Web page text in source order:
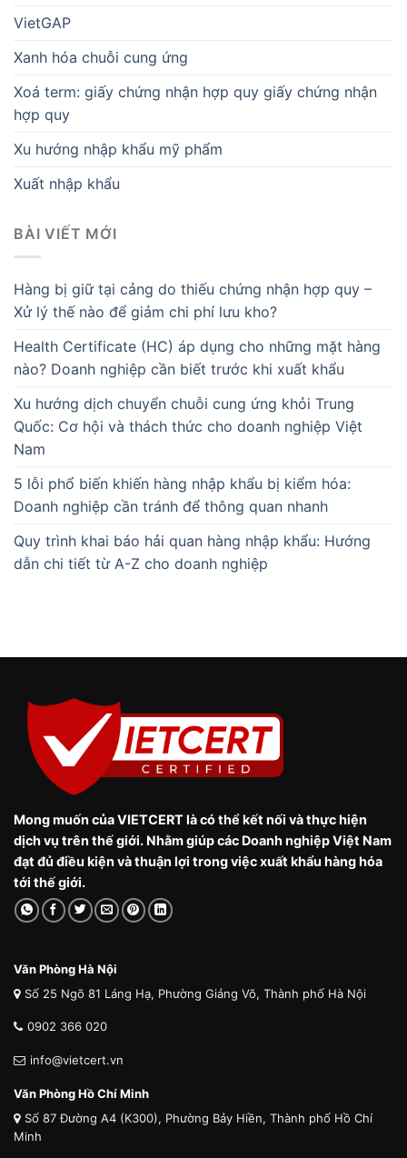
VietGAP
Xanh hóa chuỗi cung ứng
Xoá term: giấy chứng nhận hợp quy giấy chứng nhận
hợp quy
Xu hướng nhập khẩu mỹ phẩm
Xuất nhập khẩu
BÀI VIẾT MỚI
Hàng bị giữ tại cảng do thiếu chứng nhận hợp quy –
Xử lý thế nào để giảm chi phí lưu kho?
Health Certificate (HC) áp dụng cho những mặt hàng
nào? Doanh nghiệp cần biết trước khi xuất khẩu
Xu hướng dịch chuyển chuỗi cung ứng khỏi Trung
Quốc: Cơ hội và thách thức cho doanh nghiệp Việt
Nam
5 lỗi phổ biến khiến hàng nhập khẩu bị kiểm hóa:
Doanh nghiệp cần tránh để thông quan nhanh
Quy trình khai báo hải quan hàng nhập khẩu: Hướng
dẫn chi tiết từ A-Z cho doanh nghiệp
Mong muốn của VIETCERT là có thể kết nối và thực hiện
dịch vụ trên thế giới. Nhằm giúp các Doanh nghiệp Việt Nam
đạt đủ điều kiện và thuận lợi trong việc xuất khẩu hàng hóa
tới thế giới.
Văn Phòng Hà Nội
Số 25 Ngõ 81 Láng Hạ, Phường Giảng Võ, Thành phố Hà Nội
0902 366 020
info@vietcert.vn
Văn Phòng Hồ Chí Minh
Số 87 Đường A4 (K300), Phường Bảy Hiền, Thành phố Hồ Chí
Minh